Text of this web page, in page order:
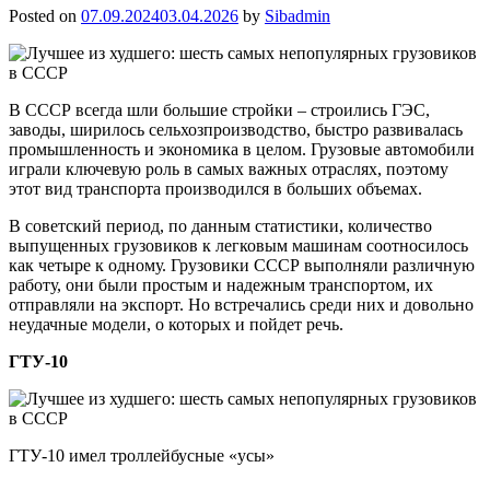
Posted on 07.09.202403.04.2026 by Sibadmin
В СССР всегда шли большие стройки – строились ГЭС,
заводы, ширилось сельхозпроизводство, быстро развивалась
промышленность и экономика в целом. Грузовые автомобили
играли ключевую роль в самых важных отраслях, поэтому
этот вид транспорта производился в больших объемах.
В советский период, по данным статистики, количество
выпущенных грузовиков к легковым машинам соотносилось
как четыре к одному. Грузовики СССР выполняли различную
работу, они были простым и надежным транспортом, их
отправляли на экспорт. Но встречались среди них и довольно
неудачные модели, о которых и пойдет речь.
ГТУ-10
ГТУ-10 имел троллейбусные «усы»